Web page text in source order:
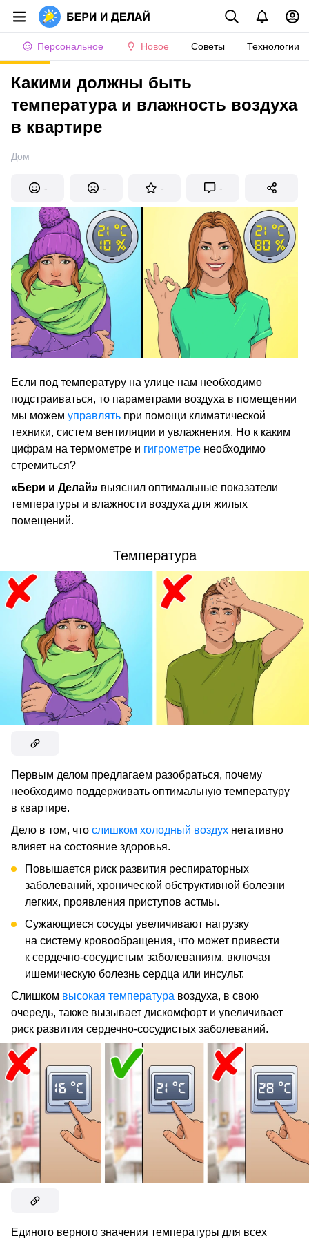
Персональное Новое Советы Технологии
Какими должны быть
температура и влажность воздуха
в квартире
Дом
- - - -
Если под температуру на улице нам необходимо
подстраиваться, то параметрами воздуха в помещении
мы можем управлять при помощи климатической
техники, систем вентиляции и увлажнения. Но к каким
цифрам на термометре и гигрометре необходимо
стремиться?
«Бери и Делай» выяснил оптимальные показатели
температуры и влажности воздуха для жилых
помещений.
Температура
Первым делом предлагаем разобраться, почему
необходимо поддерживать оптимальную температуру
в квартире.
Дело в том, что слишком холодный воздух негативно
влияет на состояние здоровья.
Повышается риск развития респираторных
заболеваний, хронической обструктивной болезни
легких, проявления приступов астмы.
Сужающиеся сосуды увеличивают нагрузку
на систему кровообращения, что может привести
к сердечно-сосудистым заболеваниям, включая
ишемическую болезнь сердца или инсульт.
Слишком высокая температура воздуха, в свою
очередь, также вызывает дискомфорт и увеличивает
риск развития сердечно-сосудистых заболеваний.
Единого верного значения температуры для всех